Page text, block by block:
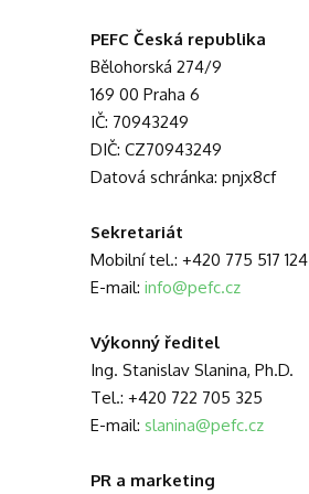
PEFC Česká republika
Bělohorská 274/9
169 00 Praha 6
IČ: 70943249
DIČ: CZ70943249
Datová schránka: pnjx8cf
Sekretariát
Mobilní tel.: +420 775 517 124
E-mail: info@pefc.cz
Výkonný ředitel
Ing. Stanislav Slanina, Ph.D.
Tel.: +420 722 705 325
E-mail: slanina@pefc.cz
PR a marketing